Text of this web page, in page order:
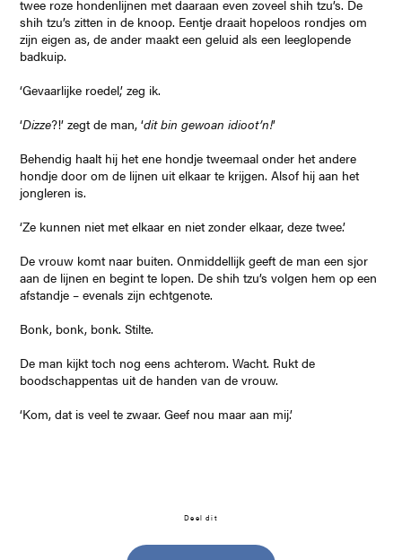
twee roze hondenlijnen met daaraan even zoveel shih tzu’s. De
shih tzu’s zitten in de knoop. Eentje draait hopeloos rondjes om
zijn eigen as, de ander maakt een geluid als een leeglopende
badkuip.
‘Gevaarlijke roedel,’ zeg ik.
‘Dizze?!’ zegt de man, ‘dit bin gewoan idioot’n!’
Behendig haalt hij het ene hondje tweemaal onder het andere
hondje door om de lijnen uit elkaar te krijgen. Alsof hij aan het
jongleren is.
‘Ze kunnen niet met elkaar en niet zonder elkaar, deze twee.’
De vrouw komt naar buiten. Onmiddellijk geeft de man een sjor
aan de lijnen en begint te lopen. De shih tzu’s volgen hem op een
afstandje – evenals zijn echtgenote.
Bonk, bonk, bonk. Stilte.
De man kijkt toch nog eens achterom. Wacht. Rukt de
boodschappentas uit de handen van de vrouw.
‘Kom, dat is veel te zwaar. Geef nou maar aan mij.’
Deel dit